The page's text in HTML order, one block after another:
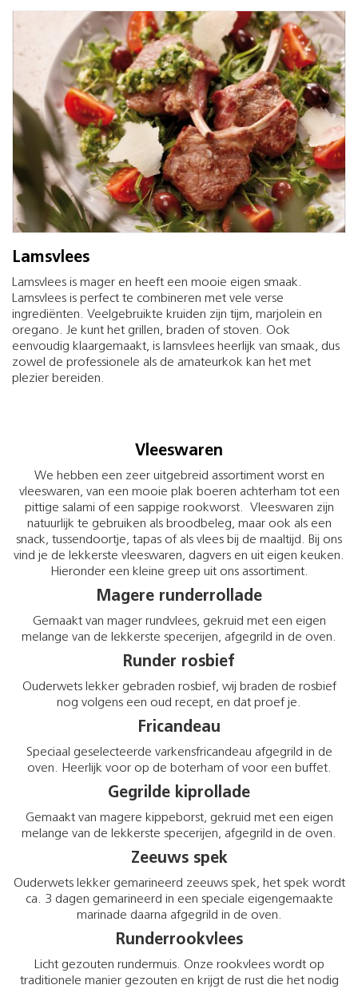
Lamsvlees
Lamsvlees is mager en heeft een mooie eigen smaak.
Lamsvlees is perfect te combineren met vele verse
ingrediënten. Veelgebruikte kruiden zijn tijm, marjolein en
oregano. Je kunt het grillen, braden of stoven. Ook
eenvoudig klaargemaakt, is lamsvlees heerlijk van smaak, dus
zowel de professionele als de amateurkok kan het met
plezier bereiden.
Vleeswaren
We hebben een zeer uitgebreid assortiment worst en
vleeswaren, van een mooie plak boeren achterham tot een
pittige salami of een sappige rookworst. Vleeswaren zijn
natuurlijk te gebruiken als broodbeleg, maar ook als een
snack, tussendoortje, tapas of als vlees bij de maaltijd. Bij ons
vind je de lekkerste vleeswaren, dagvers en uit eigen keuken.
Hieronder een kleine greep uit ons assortiment.
Magere runderrollade
Gemaakt van mager rundvlees, gekruid met een eigen
melange van de lekkerste specerijen, afgegrild in de oven.
Runder rosbief
Ouderwets lekker gebraden rosbief, wij braden de rosbief
nog volgens een oud recept, en dat proef je.
Fricandeau
Speciaal geselecteerde varkensfricandeau afgegrild in de
oven. Heerlijk voor op de boterham of voor een buffet.
Gegrilde kiprollade
Gemaakt van magere kippeborst, gekruid met een eigen
melange van de lekkerste specerijen, afgegrild in de oven.
Zeeuws spek
Ouderwets lekker gemarineerd zeeuws spek, het spek wordt
ca. 3 dagen gemarineerd in een speciale eigengemaakte
marinade daarna afgegrild in de oven.
Runderrookvlees
Licht gezouten rundermuis. Onze rookvlees wordt op
traditionele manier gezouten en krijgt de rust die het nodig